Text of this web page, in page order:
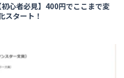
心者必見】400円でここまで変
スタート！